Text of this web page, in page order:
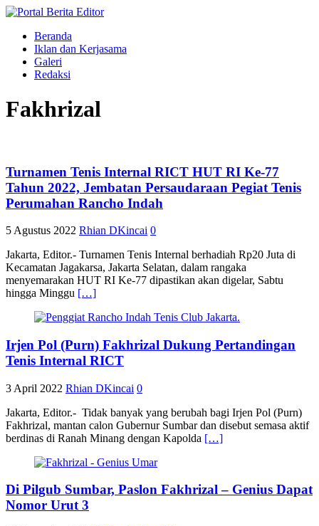
Beranda
Iklan dan Kerjasama
Galeri
Redaksi
Fakhrizal
Turnamen Tenis Internal RICT HUT RI Ke-77
Tahun 2022, Jembatan Persaudaraan Pegiat Tenis
Perumahan Rancho Indah
5 Agustus 2022 Rhian DKincai 0
Jakarta, Editor.- Turnamen Tenis Internal berhadiah Rp20 Juta di
Kecamatan Jagakarsa, Jakarta Selatan, dalam rangaka
menyemarakan HUT RI Ke-77 dipastikan akan digelar, Sabtu
hingga Minggu […]
Irjen Pol (Purn) Fakhrizal Dukung Pertandingan
Tenis Internal RICT
3 April 2022 Rhian DKincai 0
Jakarta, Editor.- Tidak banyak yang berubah bagi Irjen Pol (Purn)
Fakhrizal, mantan calon Gubernur Sumbar dan disebut semasa aktif
berdinas di Ranah Minang dengan Kapolda […]
Di Pilgub Sumbar, Paslon Fakhrizal – Genius Dapat
Nomor Urut 3